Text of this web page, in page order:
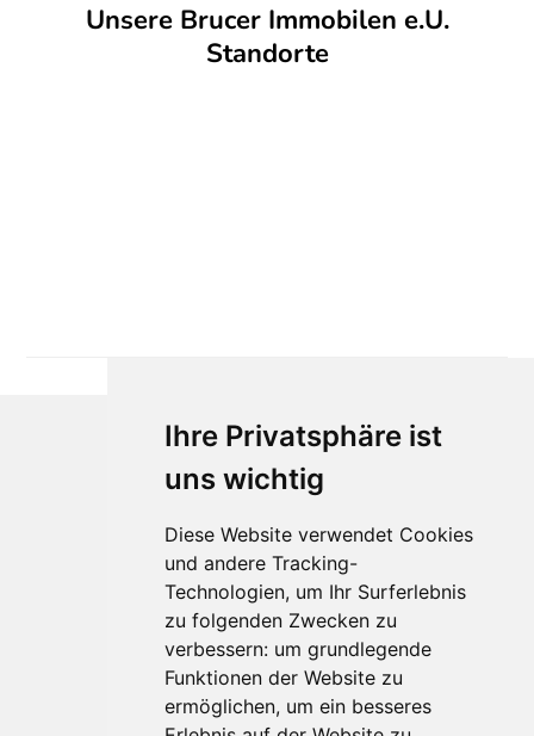
Ihre Privatsphäre ist
uns wichtig
Diese Website verwendet Cookies
und andere Tracking-
Technologien, um Ihr Surferlebnis
zu folgenden Zwecken zu
verbessern: um grundlegende
Funktionen der Website zu
ermöglichen, um ein besseres
Unsere Brucer Immobilen e.U.
Standorte
Für Makler:innen
Über Uns
Vorteile